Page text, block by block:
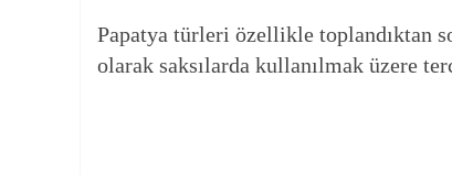
Papatya türleri özellikle toplandıktan
olarak saksılarda kullanılmak üzere